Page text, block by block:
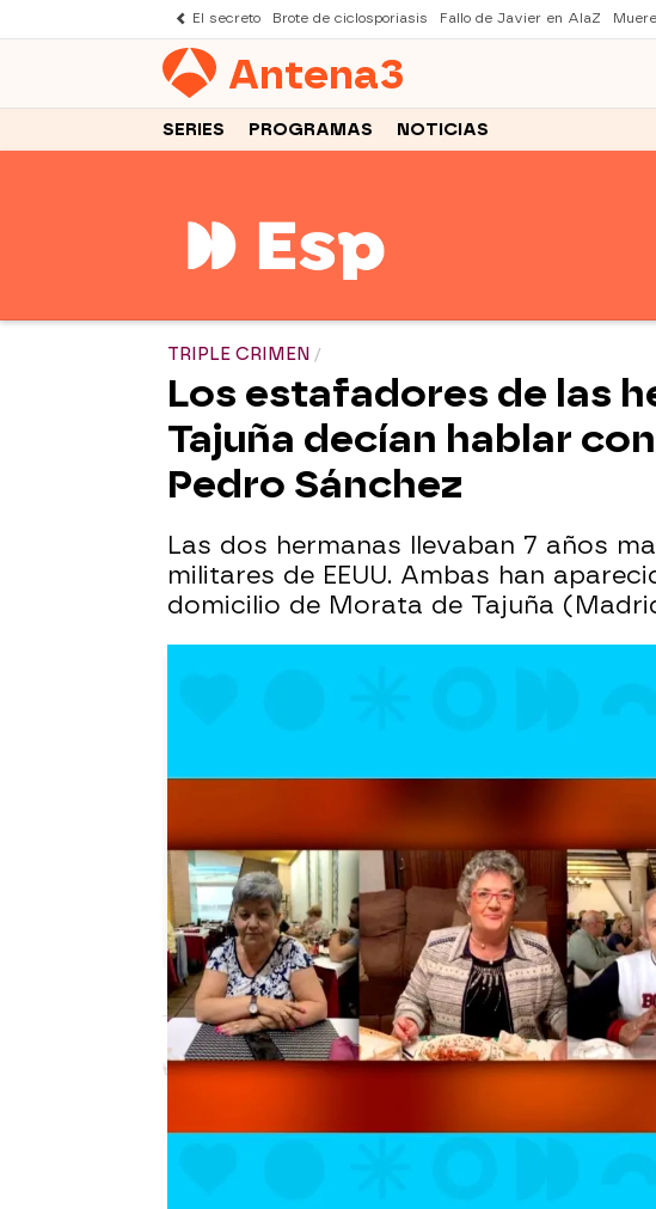
El secreto Brote de ciclosporiasis Fallo de Javier en AlaZ
Antena3
SERIES PROGRAMAS NOTICIAS
TRIPLE CRIMEN
Los estafadores de las
Tajuña decían hablar
Pedro Sánchez
Las dos hermanas llevaban 7 años
militares de EEUU. Ambas han
domicilio de Morata de Tajuña
Laura Simón